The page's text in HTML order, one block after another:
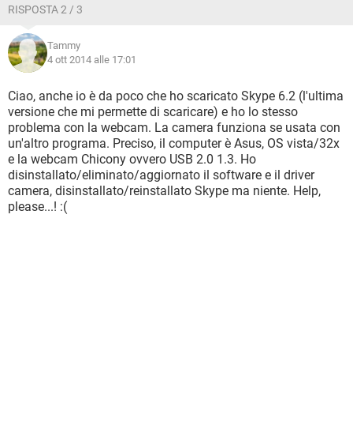
RISPOSTA 2 / 3
Tammy
4 ott 2014 alle 17:01
Ciao, anche io è da poco che ho scaricato Skype 6.2 (l'ultima
versione che mi permette di scaricare) e ho lo stesso
problema con la webcam. La camera funziona se usata con
un'altro programa. Preciso, il computer è Asus, OS vista/32x
e la webcam Chicony ovvero USB 2.0 1.3. Ho
disinstallato/eliminato/aggiornato il software e il driver
camera, disinstallato/reinstallato Skype ma niente. Help,
please...! :(